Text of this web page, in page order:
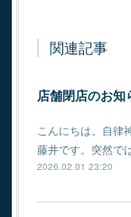
関連記事
店舗閉店のお知
こんにちは。自律
藤井です。突然で
2026.02.01 23:20